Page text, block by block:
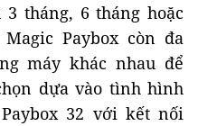
tháng, 6 tháng hoặc
Paybox còn đa
máy khác nhau để
dựa vào tình hình
32 với kết nối